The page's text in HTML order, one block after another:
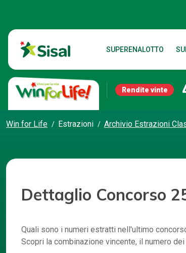
SUPERENALOTTO
Rendite vinte
Win for Life Estrazioni Archivio Estrazioni
Dettaglio Concorso
Quali sono i numeri estratti nell'ultimo
Scopri la combinazione vincente, il numero